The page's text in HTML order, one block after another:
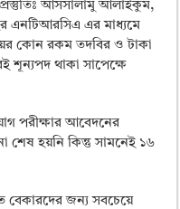
HSC Result 2025 Mymensingh
Result 2025 Dinajpur Board
Result 2025 Sylhet Board
প্রস্তুতিঃ আসসালামু আলাইকুম,
এর মাধ্যমে
কোন রকম তদবির ও টাকা
শূন্যপদ থাকা সাপেক্ষে
পরীক্ষার আবেদনের
শেষ হয়নি কিন্তু সামনেই ১৬
বেকারদের জন্য সবচেয়ে